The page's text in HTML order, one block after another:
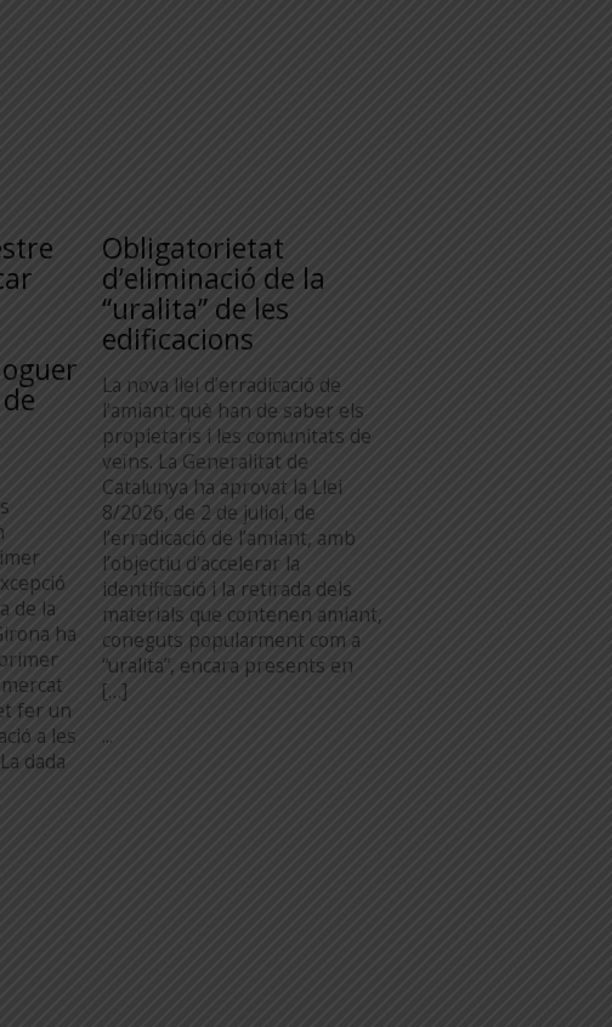
de la
ha
fer un
a les
dada
Obligatorietat
d’eliminació de la
“uralita” de les
edificacions
La nova llei d’erradicació de
l’amiant: què han de saber els
propietaris i les comunitats de
veïns. La Generalitat de
Catalunya ha aprovat la Llei
8/2026, de 2 de juliol, de
l’erradicació de l’amiant, amb
l’objectiu d’accelerar la
identificació i la retirada dels
materials que contenen amiant,
coneguts popularment com a
“uralita”, encara presents en
[…]
...